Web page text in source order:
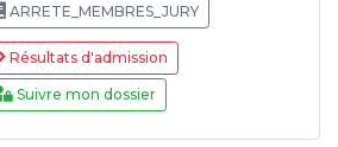
ARRETE_MEMBRES_JURY
Résultats d'admission
Suivre mon dossier